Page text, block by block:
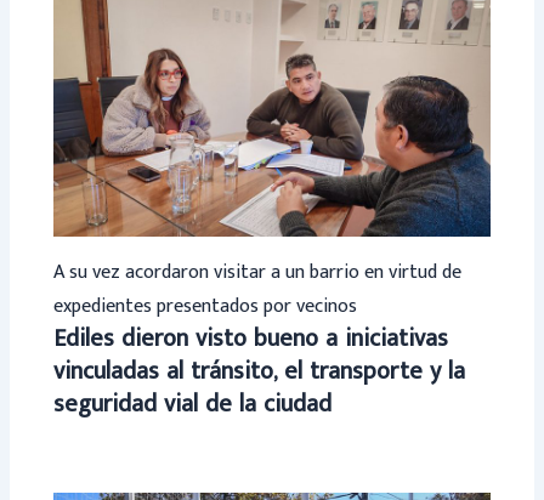
A su vez acordaron visitar a un barrio en virtud de
expedientes presentados por vecinos
Ediles dieron visto bueno a iniciativas
vinculadas al tránsito, el transporte y la
seguridad vial de la ciudad